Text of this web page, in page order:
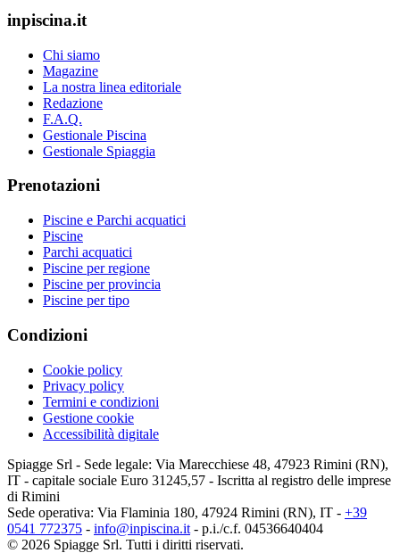
inpiscina.it
Chi siamo
Magazine
La nostra linea editoriale
Redazione
F.A.Q.
Gestionale Piscina
Gestionale Spiaggia
Prenotazioni
Piscine e Parchi acquatici
Piscine
Parchi acquatici
Piscine per regione
Piscine per provincia
Piscine per tipo
Condizioni
Cookie policy
Privacy policy
Termini e condizioni
Gestione cookie
Accessibilità digitale
Spiagge Srl - Sede legale: Via Marecchiese 48, 47923 Rimini (RN),
IT - capitale sociale Euro 31245,57 - Iscritta al registro delle imprese
di Rimini
Sede operativa: Via Flaminia 180, 47924 Rimini (RN), IT - +39
0541 772375 - info@inpiscina.it - p.i./c.f. 04536640404
© 2026 Spiagge Srl. Tutti i diritti riservati.